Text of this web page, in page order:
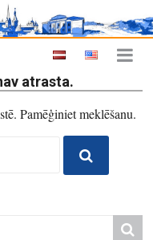
atrasta.
Pamēģiniet meklēšanu.